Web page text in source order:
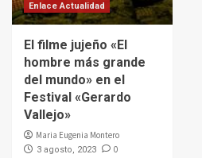
Enlace Actualidad
El filme jujeño «El
hombre más grande
del mundo» en el
Festival «Gerardo
Vallejo»
Maria Eugenia Montero
3 agosto, 2023 0